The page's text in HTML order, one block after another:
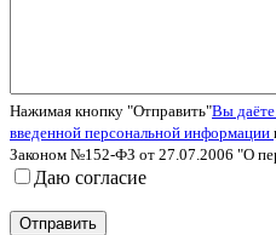
Нажимая кнопку "Отправить"Вы даёте
введенной персональной информации
Законом №152-ФЗ от 27.07.2006 "О
Даю согласие